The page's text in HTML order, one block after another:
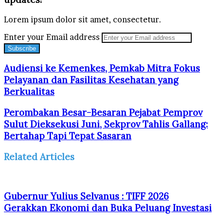
Lorem ipsum dolor sit amet, consectetur.
Enter your Email address
Audiensi ke Kemenkes, Pemkab Mitra Fokus
Pelayanan dan Fasilitas Kesehatan yang
Berkualitas
Perombakan Besar-Besaran Pejabat Pemprov
Sulut Dieksekusi Juni, Sekprov Tahlis Gallang:
Bertahap Tapi Tepat Sasaran
Related Articles
Gubernur Yulius Selvanus : TIFF 2026
Gerakkan Ekonomi dan Buka Peluang Investasi